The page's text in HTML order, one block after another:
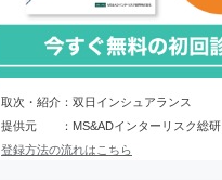
取次・紹介：双日インシュアランス
提供元 ：MS&ADインターリスク総研
登録方法の流れはこちら